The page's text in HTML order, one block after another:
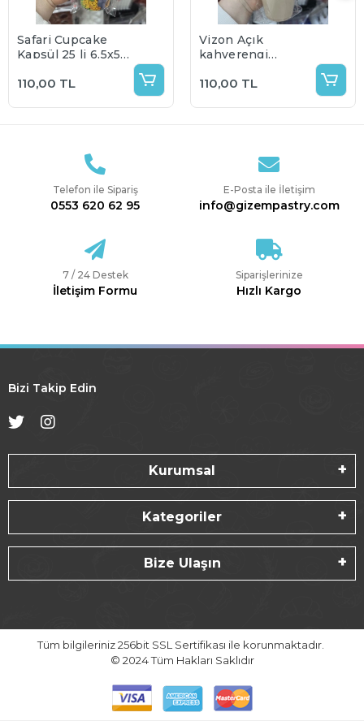
Safari Cupcake
Kapsül 25 li 6.5x5
110,00 TL
Vizon Açık
kahverengi
li 6.5x5 cm
110,00 TL
Telefon ile Sipariş
0553 620 62 95
E-Posta ile İletişim
info@gizempastry.com
7 / 24 Destek
İletişim Formu
Siparişlerinize
Hızlı Kargo
Bizi Takip Edin
Kurumsal
Kategoriler
Bize Ulaşın
Tüm bilgileriniz 256bit SSL Sertifikası ile korunmaktadır.
© 2024Tüm Hakları Saklıdır